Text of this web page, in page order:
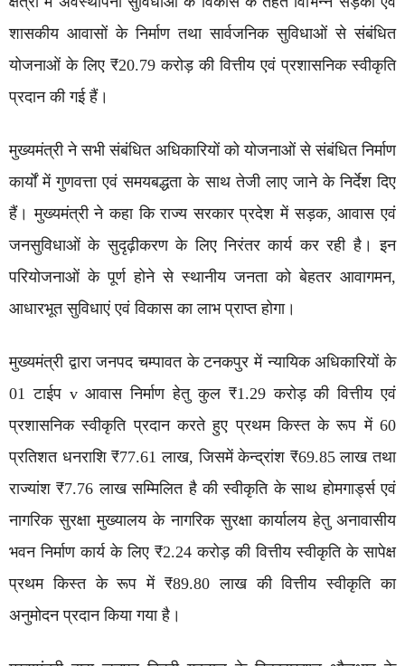
शासकीय आवासों के निर्माण तथा सार्वजनिक सुविधाओं से संबंधित
योजनाओं के लिए ₹20.79 करोड़ की वित्तीय एवं प्रशासनिक स्वीकृति
प्रदान की गई हैं।
मुख्यमंत्री ने सभी संबंधित अधिकारियों को योजनाओं से संबंधित निर्माण
कार्यों में गुणवत्ता एवं समयबद्धता के साथ तेजी लाए जाने के निर्देश दिए
हैं। मुख्यमंत्री ने कहा कि राज्य सरकार प्रदेश में सड़क, आवास एवं
जनसुविधाओं के सुदृढ़ीकरण के लिए निरंतर कार्य कर रही है। इन
परियोजनाओं के पूर्ण होने से स्थानीय जनता को बेहतर आवागमन,
आधारभूत सुविधाएं एवं विकास का लाभ प्राप्त होगा।
मुख्यमंत्री द्वारा जनपद चम्पावत के टनकपुर में न्यायिक अधिकारियों के
01 टाईप v आवास निर्माण हेतु कुल ₹1.29 करोड़ की वित्तीय एवं
प्रशासनिक स्वीकृति प्रदान करते हुए प्रथम किस्त के रूप में 60
प्रतिशत धनराशि ₹77.61 लाख, जिसमें केन्द्रांश ₹69.85 लाख तथा
राज्यांश ₹7.76 लाख सम्मिलित है की स्वीकृति के साथ होमगार्ड्स एवं
नागरिक सुरक्षा मुख्यालय के नागरिक सुरक्षा कार्यालय हेतु अनावासीय
भवन निर्माण कार्य के लिए ₹2.24 करोड़ की वित्तीय स्वीकृति के सापेक्ष
प्रथम किस्त के रूप में ₹89.80 लाख की वित्तीय स्वीकृति का
अनुमोदन प्रदान किया गया है।